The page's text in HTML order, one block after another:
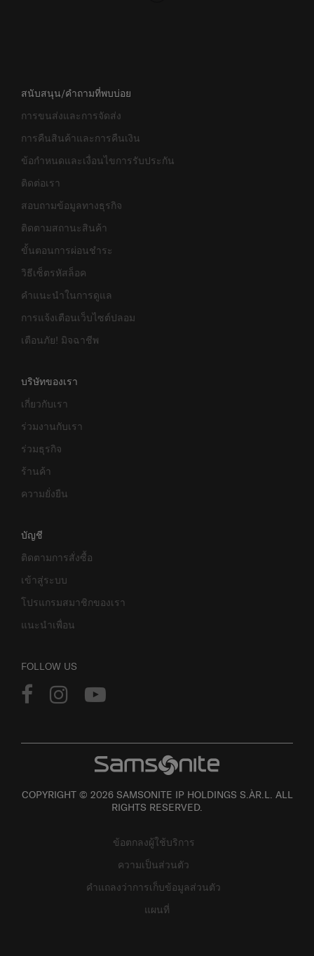
สนับสนุน/คำถามที่พบบ่อย
การขนส่งและการจัดส่ง
การคืนสินค้าและการคืนเงิน
ข้อกำหนดและเงื่อนไขการรับประกัน
ติดต่อเรา
สอบถามข้อมูลทางธุรกิจ
ติดตามสถานะสินค้า
ขั้นตอนการผ่อนชำระ
วิธีเซ็ตรหัสล็อค
คำแนะนำในการดูแล
การแจ้งเตือนเว็บไซต์ปลอม
เตือนภัย! มิจฉาชีพ
บริษัทของเรา
เกี่ยวกับเรา
ร่วมงานกับเรา
ร่วมธุรกิจ
ร้านค้า
ความยั่งยืน
บัญชี
ติดตามการสั่งซื้อ
เข้าสู่ระบบ
โปรแกรมสมาชิกของเรา
แนะนำเพื่อน
FOLLOW US
COPYRIGHT © 2026 SAMSONITE IP HOLDINGS S.ÀR.L. ALL
RIGHTS RESERVED.
ข้อตกลงผู้ใช้บริการ
ความเป็นส่วนตัว
คำแถลงว่าการเก็บข้อมูลส่วนตัว
แผนที่